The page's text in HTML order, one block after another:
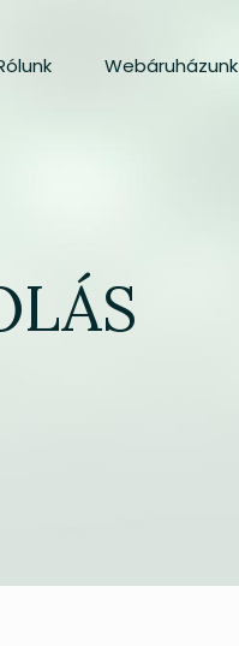
Webáruházunk